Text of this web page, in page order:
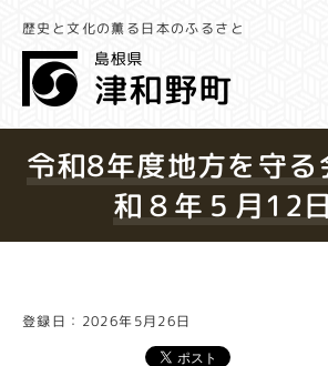
歴史と文化の薫る日本のふるさと
令和8年度地方を守る
和８年５月12
登録日：2026年5月26日